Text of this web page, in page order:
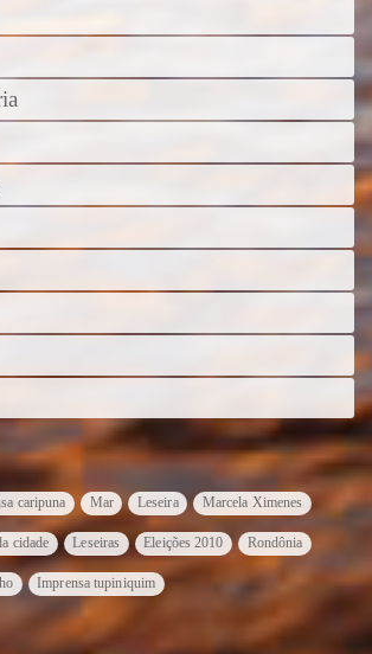
caripuna Mar Leseira Marcela Ximenes
cidade Leseiras Eleições 2010 Rondônia
Imprensa tupiniquim